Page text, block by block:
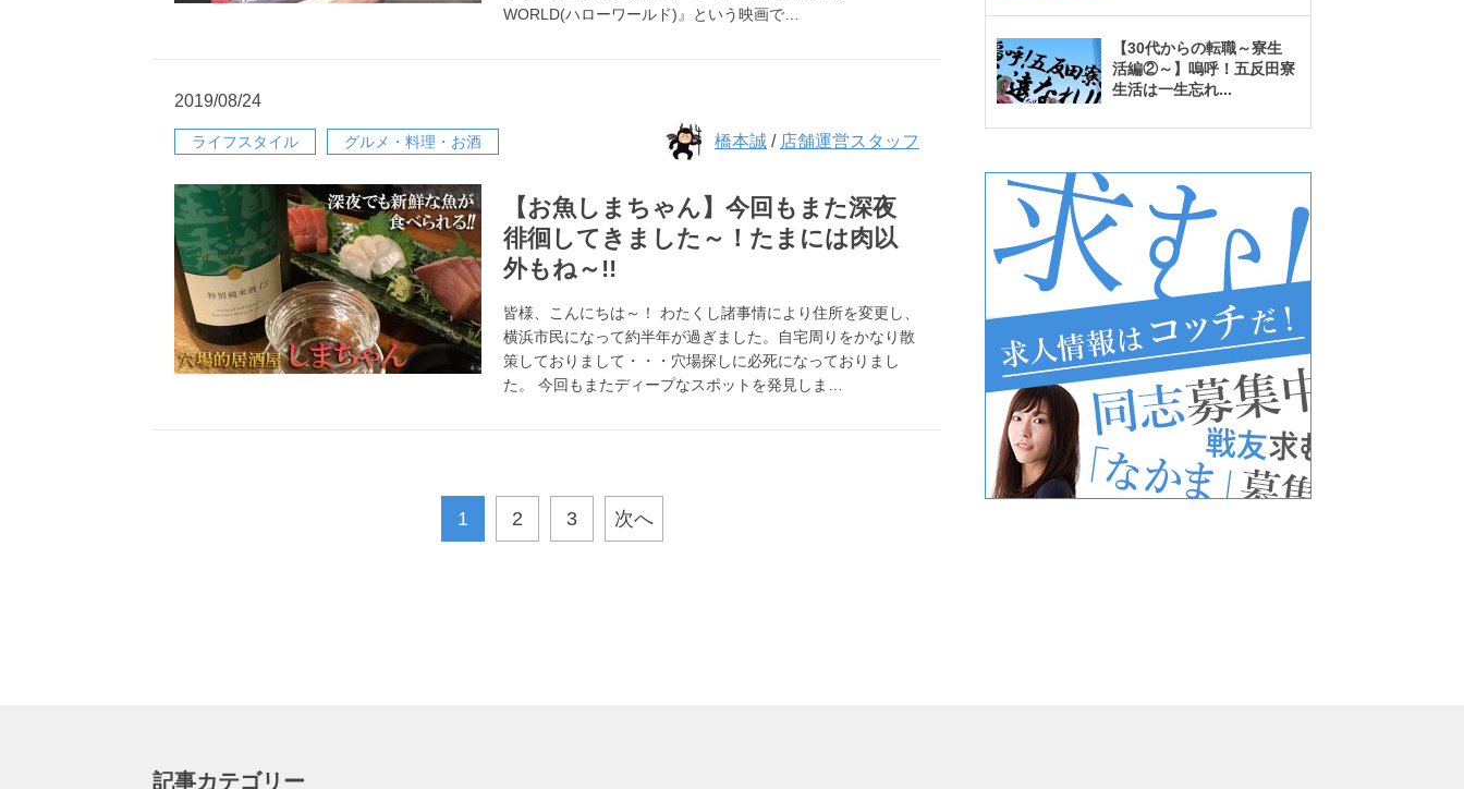
WORLD(ハローワールド)』という映画で…
2019/08/24
ライフスタイル グルメ・料理・お酒 橋本誠 / 店舗運営スタッフ
【お魚しまちゃん】今回もまた深夜
徘徊してきました～！たまには肉以
外もね～!!
皆様、こんにちは～！ わたくし諸事情により住所を変更し、
横浜市民になって約半年が過ぎました。自宅周りをかなり散
策しておりまして・・・穴場探しに必死になっておりまし
た。 今回もまたディープなスポットを発見しま…
1 2 3 次へ
【30代からの転職～寮生
活編②～】嗚呼！五反田寮
生活は一生忘れ...
記事カテゴリー